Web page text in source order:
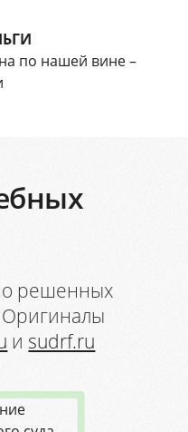
по нашей вине –
решенных
Оригиналы
иsudrf.ru